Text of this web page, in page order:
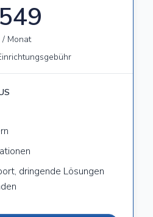
549
/ Monat
dringende Lösungen